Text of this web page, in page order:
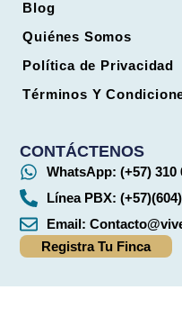
Blog
Quiénes Somos
Política de Privacidad
Términos Y
CONTÁCTENOS
WhatsApp: (+57) 310
Línea PBX:
Email:
Registra Tu Finca